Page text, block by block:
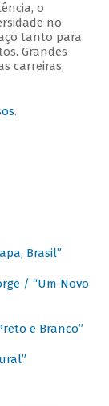
o
no
tanto para
Grandes
carreiras,
.
Brasil”
/ “Um Novo
e Branco”